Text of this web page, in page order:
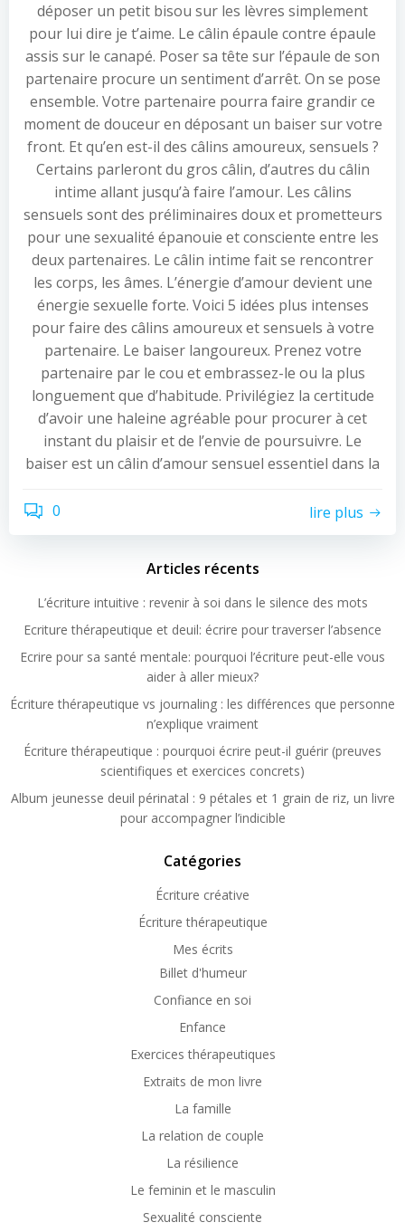
déposer un petit bisou sur les lèvres simplement
pour lui dire je t’aime. Le câlin épaule contre épaule
assis sur le canapé. Poser sa tête sur l’épaule de son
partenaire procure un sentiment d’arrêt. On se pose
ensemble. Votre partenaire pourra faire grandir ce
moment de douceur en déposant un baiser sur votre
front. Et qu’en est-il des câlins amoureux, sensuels ?
Certains parleront du gros câlin, d’autres du câlin
intime allant jusqu’à faire l’amour. Les câlins
sensuels sont des préliminaires doux et prometteurs
pour une sexualité épanouie et consciente entre les
deux partenaires. Le câlin intime fait se rencontrer
les corps, les âmes. L’énergie d’amour devient une
énergie sexuelle forte. Voici 5 idées plus intenses
pour faire des câlins amoureux et sensuels à votre
partenaire. Le baiser langoureux. Prenez votre
partenaire par le cou et embrassez-le ou la plus
longuement que d’habitude. Privilégiez la certitude
d’avoir une haleine agréable pour procurer à cet
instant du plaisir et de l’envie de poursuivre. Le
baiser est un câlin d’amour sensuel essentiel dans la
0 lire plus
Articles récents
L’écriture intuitive : revenir à soi dans le silence des mots
Ecriture thérapeutique et deuil: écrire pour traverser l’absence
Ecrire pour sa santé mentale: pourquoi l’écriture peut-elle vous
aider à aller mieux?
Écriture thérapeutique vs journaling : les différences que personne
n’explique vraiment
Écriture thérapeutique : pourquoi écrire peut-il guérir (preuves
scientifiques et exercices concrets)
Album jeunesse deuil périnatal : 9 pétales et 1 grain de riz, un livre
pour accompagner l’indicible
Catégories
Écriture créative
Écriture thérapeutique
Mes écrits
Billet d'humeur
Confiance en soi
Enfance
Exercices thérapeutiques
Extraits de mon livre
La famille
La relation de couple
La résilience
Le feminin et le masculin
Sexualité consciente